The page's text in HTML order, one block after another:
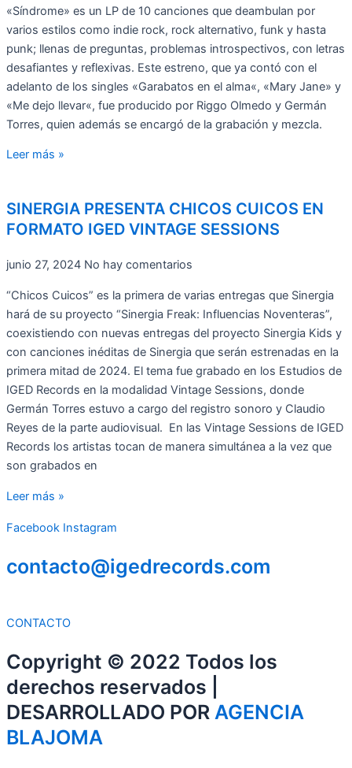
«Síndrome» es un LP de 10 canciones que deambulan por
varios estilos como indie rock, rock alternativo, funk y hasta
punk; llenas de preguntas, problemas introspectivos, con letras
desafiantes y reflexivas. Este estreno, que ya contó con el
adelanto de los singles «Garabatos en el alma«, «Mary Jane» y
«Me dejo llevar«, fue producido por Riggo Olmedo y Germán
Torres, quien además se encargó de la grabación y mezcla.
Leer más »
SINERGIA PRESENTA CHICOS CUICOS EN
FORMATO IGED VINTAGE SESSIONS
junio 27, 2024 No hay comentarios
“Chicos Cuicos” es la primera de varias entregas que Sinergia
hará de su proyecto “Sinergia Freak: Influencias Noventeras”,
coexistiendo con nuevas entregas del proyecto Sinergia Kids y
con canciones inéditas de Sinergia que serán estrenadas en la
primera mitad de 2024. El tema fue grabado en los Estudios de
IGED Records en la modalidad Vintage Sessions, donde
Germán Torres estuvo a cargo del registro sonoro y Claudio
Reyes de la parte audiovisual. En las Vintage Sessions de IGED
Records los artistas tocan de manera simultánea a la vez que
son grabados en
Leer más »
Facebook Instagram
contacto@igedrecords.com
CONTACTO
Copyright © 2022 Todos los
derechos reservados |
DESARROLLADO POR AGENCIA
BLAJOMA